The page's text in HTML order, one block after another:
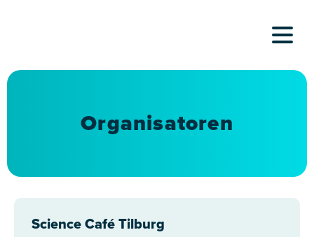
Organisatoren
Science Café Tilburg